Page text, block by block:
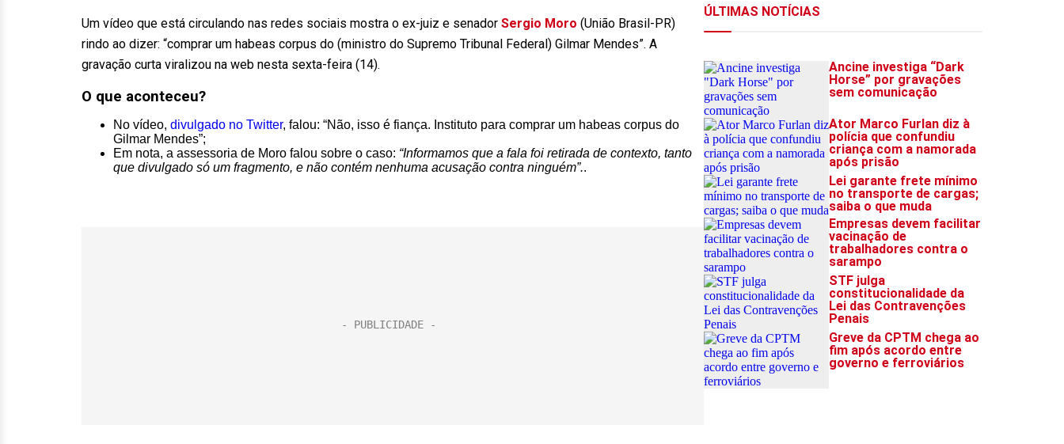
Um vídeo que está circulando nas redes sociais mostra o ex-juiz e senador Sergio Moro (União Brasil-PR)
rindo ao dizer: “comprar um habeas corpus do (ministro do Supremo Tribunal Federal) Gilmar Mendes”. A
gravação curta viralizou na web nesta sexta-feira (14).
O que aconteceu?
No vídeo, divulgado no Twitter, falou: “Não, isso é fiança. Instituto para comprar um habeas corpus do
Gilmar Mendes”;
Em nota, a assessoria de Moro falou sobre o caso: “Informamos que a fala foi retirada de contexto, tanto
que divulgado só um fragmento, e não contém nenhuma acusação contra ninguém”..